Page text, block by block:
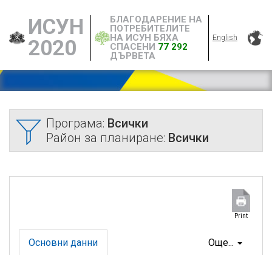
ИСУН
2020
БЛАГОДАРЕНИЕ НА
ПОТРЕБИТЕЛИТЕ
НА ИСУН БЯХА
СПАСЕНИ 77 292
ДЪРВЕТА
English
Програма: Всички
Район за планиране: Всички
Print
Още...
Основни данни